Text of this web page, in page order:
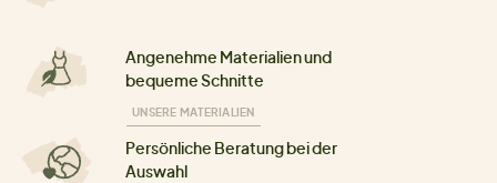
Angenehme Materialien und
bequeme Schnitte
UNSERE MATERIALIEN
Persönliche Beratung bei der
Auswahl